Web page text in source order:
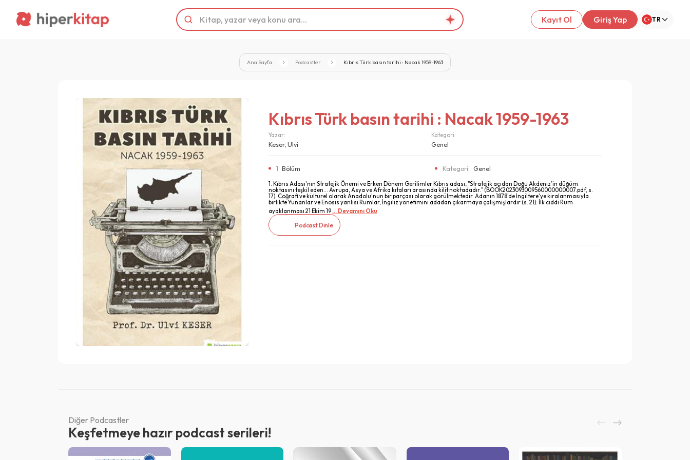
Kayıt Ol Giriş Yap TR
Ana Sayfa Podcastler Kıbrıs Türk basın tarihi : Nacak 1959-1963
Kıbrıs Türk basın tarihi : Nacak 1959-1963
Yazar:
Keser, Ulvi
Kategori:
Genel
1 Bölüm Kategori: Genel
1. Kıbrıs Adası'nın Stratejik Önemi ve Erken Dönem Gerilimler Kıbrıs adası, "Stratejik açıdan Doğu Akdeniz’in düğüm
noktasını teşkil eden... Avrupa, Asya ve Afrika kıtaları arasında kilit noktadadır." (BOOK2023093009560000000007.pdf, s.
17). Coğrafi ve kültürel olarak Anadolu'nun bir parçası olarak görülmektedir. Adanın 1878'de İngiltere'ye kiralanmasıyla
birlikte Yunanlar ve Enosis yanlısı Rumlar, İngiliz yönetimini adadan çıkarmaya çalışmışlardır (s. 21). İlk ciddi Rum
ayaklanması 21 Ekim 19 ... Devamını Oku
Podcast Dinle
Diğer Podcastler
Keşfetmeye hazır podcast serileri!